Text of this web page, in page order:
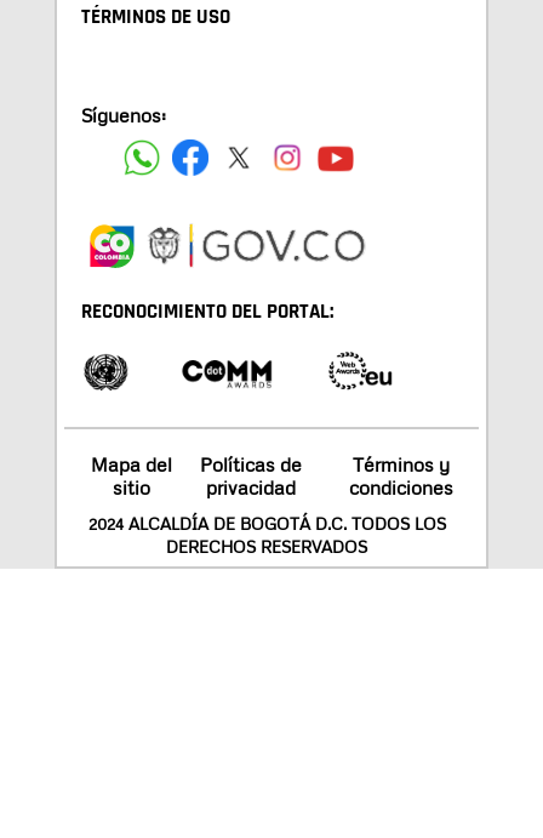
TÉRMINOS DE USO
Síguenos:
RECONOCIMIENTO DEL PORTAL:
Mapa del
sitio
Políticas de
privacidad
Términos y
condiciones
2024 ALCALDÍA DE BOGOTÁ D.C. TODOS LOS
DERECHOS RESERVADOS